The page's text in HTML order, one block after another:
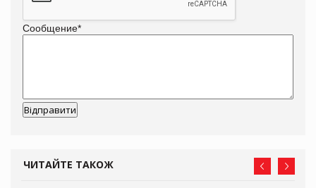
Сообщение*
ЧИТАЙТЕ ТАКОЖ